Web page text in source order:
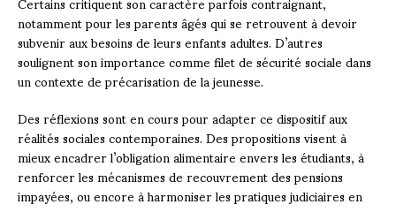
notamment pour les parents âgés qui se retrouvent à devoir
subvenir aux besoins de leurs enfants adultes. D’autres
soulignent son importance comme filet de sécurité sociale dans
un contexte de précarisation de la jeunesse.
Des réflexions sont en cours pour adapter ce dispositif aux
réalités sociales contemporaines. Des propositions visent à
mieux encadrer l’obligation alimentaire envers les étudiants, à
renforcer les mécanismes de recouvrement des pensions
impayées, ou encore à harmoniser les pratiques judiciaires en